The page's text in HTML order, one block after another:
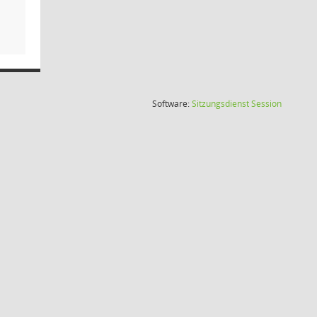
Software:SitzungsdienstSession(Wird in